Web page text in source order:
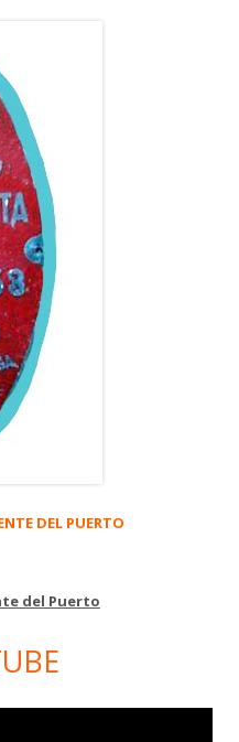
DEL PUERTO
del Puerto